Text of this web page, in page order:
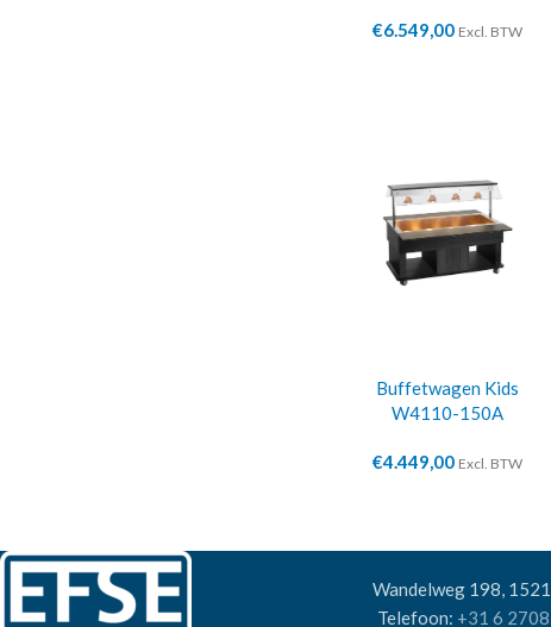
€6.549,00 Excl. BTW
Buffetwagen Kids
W4110-150A
€4.449,00 Excl. BTW
Wandelweg 198,
Telefoon: +31 6